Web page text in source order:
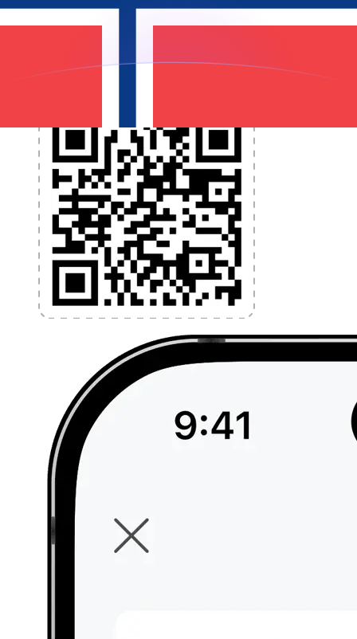
programmez des alertes de taux et transférez de
l'argent à l'étranger sans frais cachés. Téléchargez